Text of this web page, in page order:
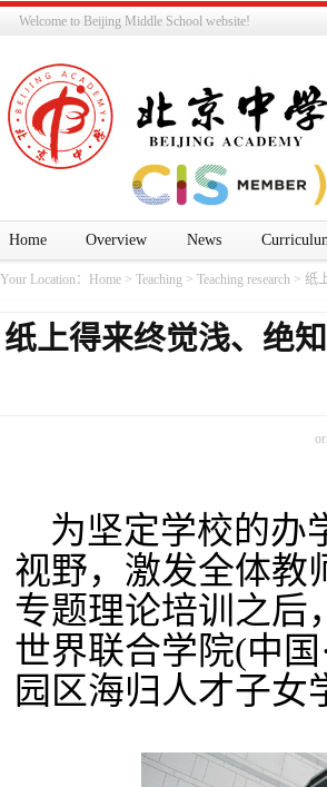
Welcome to Beijing Middle School website!
Home Overview News
Your Location： Home > Teaching > Teaching research > 纸
纸上得来终觉浅、绝
为坚定学校的办
视野，激发全体教
专题理论培训之后
世界联合学院(中国
园区海归人才子女